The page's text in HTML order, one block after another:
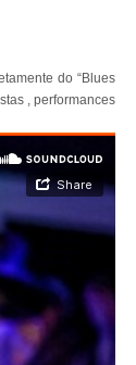
do “Blues
, performances